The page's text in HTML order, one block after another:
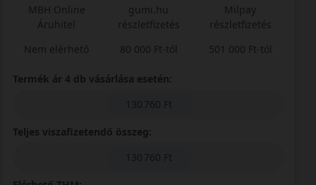
MBH Online
Áruhitel
Nem elérhető
gumi.hu
részletfizetés
80 000 Ft-tól
Milpay
részletfizetés
501 000 Ft-tól
Termék ár 4 db vásárlása esetén:
130 760 Ft
Teljes viszafizetendő összeg:
130 760 Ft